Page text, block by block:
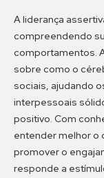
A liderança
compreendendo
comportamentos.
sobre como o
sociais, ajudando
interpessoais
positivo. Com
entender melhor o
promover o
responde a